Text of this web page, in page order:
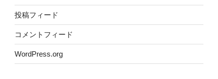
投稿フィード
コメントフィード
WordPress.org